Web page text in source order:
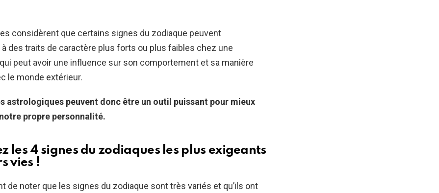
considèrent que certains signes du zodiaque peuvent
des traits de caractère plus forts ou plus faibles chez une
peut avoir une influence sur son comportement et sa manière
le monde extérieur.
astrologiques peuvent donc être un outil puissant pour mieux
propre personnalité.
les 4 signes du zodiaques les plus exigeants
vies !
de noter que les signes du zodiaque sont très variés et qu’ils ont